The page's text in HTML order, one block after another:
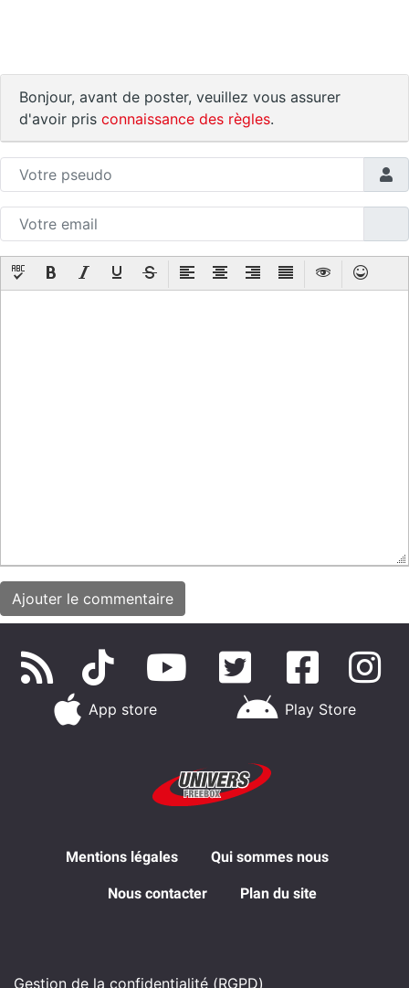
Bonjour, avant de poster, veuillez vous assurer
d'avoir pris connaissance des règles.
App store Play Store
Mentions légales Qui sommes nous
Nous contacter Plan du site
Gestion de la confidentialité (RGPD)